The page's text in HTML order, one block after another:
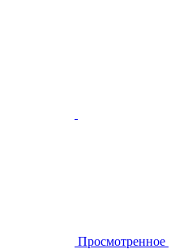
Просмотренное